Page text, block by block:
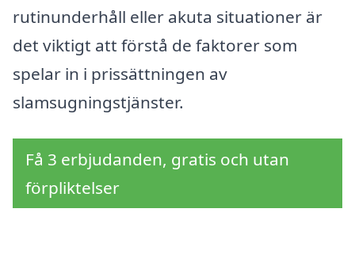
rutinunderhåll eller akuta situationer är
det viktigt att förstå de faktorer som
spelar in i prissättningen av
slamsugningstjänster.
Få 3 erbjudanden, gratis och utan
förpliktelser